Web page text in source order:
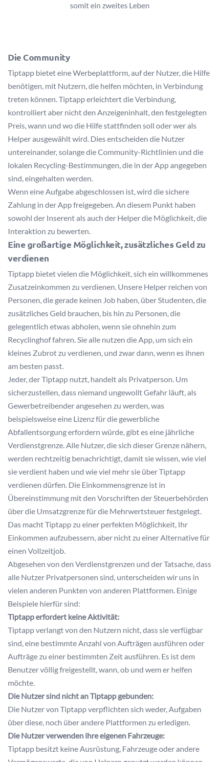
somit ein zweites Leben
Die Community
Tiptapp bietet eine Werbeplattform, auf der Nutzer, die Hilfe
benötigen, mit Nutzern, die helfen möchten, in Verbindung
treten können. Tiptapp erleichtert die Verbindung,
kontrolliert aber nicht den Anzeigeninhalt, den festgelegten
Preis, wann und wo die Hilfe stattfinden soll oder wer als
Helper ausgewählt wird. Dies entscheiden die Nutzer
untereinander, solange die Community-Richtlinien und die
lokalen Recycling-Bestimmungen, die in der App angegeben
sind, eingehalten werden.
Wenn eine Aufgabe abgeschlossen ist, wird die sichere
Zahlung in der App freigegeben. An diesem Punkt haben
sowohl der Inserent als auch der Helper die Möglichkeit, die
Interaktion zu bewerten.
Eine großartige Möglichkeit, zusätzliches Geld zu
verdienen
Tiptapp bietet vielen die Möglichkeit, sich ein willkommenes
Zusatzeinkommen zu verdienen. Unsere Helper reichen von
Personen, die gerade keinen Job haben, über Studenten, die
zusätzliches Geld brauchen, bis hin zu Personen, die
gelegentlich etwas abholen, wenn sie ohnehin zum
Recyclinghof fahren. Sie alle nutzen die App, um sich ein
kleines Zubrot zu verdienen, und zwar dann, wenn es ihnen
am besten passt.
Jeder, der Tiptapp nutzt, handelt als Privatperson. Um
sicherzustellen, dass niemand ungewollt Gefahr läuft, als
Gewerbetreibender angesehen zu werden, was
beispielsweise eine Lizenz für die gewerbliche
Abfallentsorgung erfordern würde, gibt es eine jährliche
Verdienstgrenze. Alle Nutzer, die sich dieser Grenze nähern,
werden rechtzeitig benachrichtigt, damit sie wissen, wie viel
sie verdient haben und wie viel mehr sie über Tiptapp
verdienen dürfen. Die Einkommensgrenze ist in
Übereinstimmung mit den Vorschriften der Steuerbehörden
über die Umsatzgrenze für die Mehrwertsteuer festgelegt.
Das macht Tiptapp zu einer perfekten Möglichkeit, Ihr
Einkommen aufzubessern, aber nicht zu einer Alternative für
einen Vollzeitjob.
Abgesehen von den Verdienstgrenzen und der Tatsache, dass
alle Nutzer Privatpersonen sind, unterscheiden wir uns in
vielen anderen Punkten von anderen Plattformen. Einige
Beispiele hierfür sind:
Tiptapp erfordert keine Aktivität:
Tiptapp verlangt von den Nutzern nicht, dass sie verfügbar
sind, eine bestimmte Anzahl von Aufträgen ausführen oder
Aufträge zu einer bestimmten Zeit ausführen. Es ist dem
Benutzer völlig freigestellt, wann, ob und wem er helfen
möchte.
Die Nutzer sind nicht an Tiptapp gebunden:
Die Nutzer von Tiptapp verpflichten sich weder, Aufgaben
über diese, noch über andere Plattformen zu erledigen.
Die Nutzer verwenden ihre eigenen Fahrzeuge:
Tiptapp besitzt keine Ausrüstung, Fahrzeuge oder andere